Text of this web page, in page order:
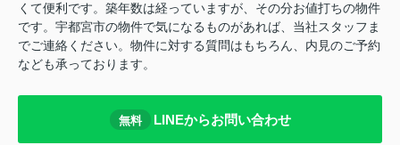
くて便利です。築年数は経っていますが、その分お値打ちの物件
です。宇都宮市の物件で気になるものがあれば、当社スタッフま
でご連絡ください。物件に対する質問はもちろん、内見のご予約
なども承っております。
無料 LINEからお問い合わせ